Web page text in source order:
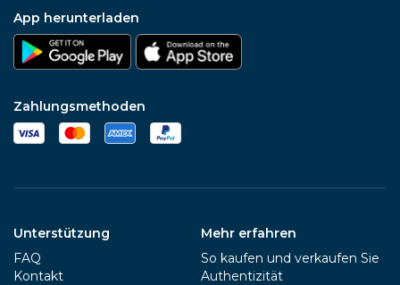
App herunterladen
Zahlungsmethoden
Unterstützung
FAQ
Kontakt
Mehr erfahren
So kaufen und verkaufen Sie
Authentizität